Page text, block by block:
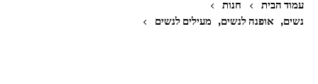
עמוד הבית
חנות
נשים, אופנה לנשים, מעילים לנשים